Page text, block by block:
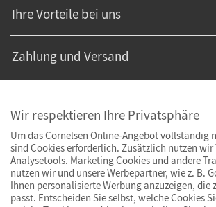
Ihre Vorteile bei uns
Zahlung und Versand
Wir respektieren Ihre Privatsphäre
Um das Cornelsen Online-Angebot vollständig
sind Cookies erforderlich. Zusätzlich nutzen
Analysetools. Marketing Cookies und andere
nutzen wir und unsere Werbepartner, wie z. B.
Ihnen personalisierte Werbung anzuzeigen, die
passt. Entscheiden Sie selbst, welche Cookies